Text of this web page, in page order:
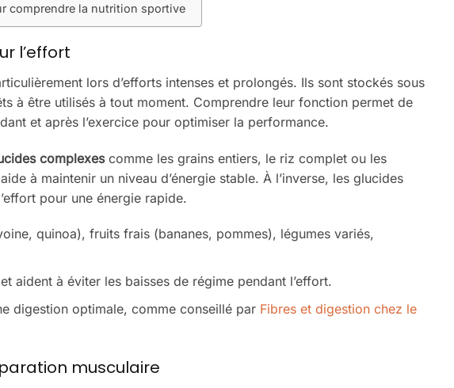
comprendre la nutrition sportive
l’effort
lors d’efforts intenses et prolongés. Ils sont stockés sous
à être utilisés à tout moment. Comprendre leur fonction permet de
et après l’exercice pour optimiser la performance.
complexescomme les grains entiers, le riz complet ou les
à maintenir un niveau d’énergie stable. À l’inverse, les glucides
pour une énergie rapide.
quinoa), fruits frais (bananes, pommes), légumes variés,
aident à éviter les baisses de régime pendant l’effort.
digestion optimale, comme conseillé par Fibres et digestion chez le
musculaire